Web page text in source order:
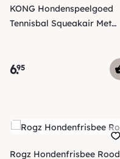
KONG Hondenspeelgoed
Tennisbal Squeakair Met
6.95
Rogz Hondenfrisbee Rood